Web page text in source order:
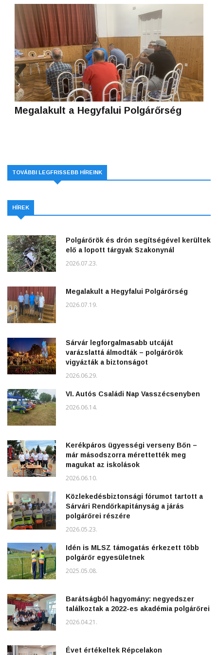
Megalakult a Hegyfalui Polgárőrség
TOVÁBBI LEGFRISSEBB HÍREINK
HÍREK
Polgárőrök és drón segítségével kerültek
elő a lopott tárgyak Szakonynál
2026.07.23.
Megalakult a Hegyfalui Polgárőrség
2026.07.19.
Sárvár legforgalmasabb utcáját
varázslattá álmodták – polgárőrök
vigyázták a biztonságot
2026.06.29.
VI. Autós Családi Nap Vasszécsenyben
2026.06.14.
Kerékpáros ügyességi verseny Bőn –
már másodszorra mérettették meg
magukat az iskolások
2026.06.10.
Közlekedésbiztonsági fórumot tartott a
Sárvári Rendőrkapitányság a járás
polgárőrei részére
2026.05.23.
Idén is MLSZ támogatás érkezett több
polgárőr egyesületnek
2025.05.08.
Barátságból hagyomány: negyedszer
találkoztak a 2022-es akadémia polgárőrei
2026.04.21.
Évet értékeltek Répcelakon